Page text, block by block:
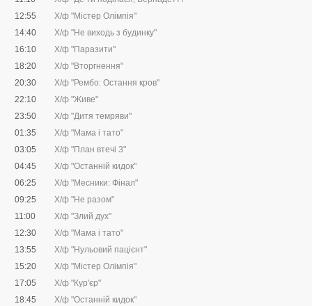
12:55
Х/ф "Містер Олімпія"
14:40
Х/ф "Не виходь з будинку"
16:10
Х/ф "Паразити"
18:20
Х/ф "Вторгнення"
20:30
Х/ф "Рембо: Остання кров"
22:10
Х/ф "Живе"
23:50
Х/ф "Дитя темряви"
01:35
Х/ф "Мама і тато"
03:05
Х/ф "План втечі 3"
04:45
Х/ф "Останній кидок"
06:25
Х/ф "Месники: Фінал"
09:25
Х/ф "Не разом"
11:00
Х/ф "Злий дух"
12:30
Х/ф "Мама і тато"
13:55
Х/ф "Нульовий пацієнт"
15:20
Х/ф "Містер Олімпія"
17:05
Х/ф "Кур'єр"
18:45
Х/ф "Останній кидок"